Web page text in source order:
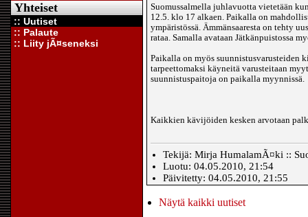
Yhteiset
:: Uutiset
:: Palaute
:: Liity jÃ¤seneksi
Suomussalmella juhlavuotta vietetään
12.5. klo 17 alkaen. Paikalla on
ympäristössä. Ämmänsaaresta on tehty
rataa. Samalla avataan Jätkänpuistossa
Paikalla on myös suunnistusvarusteiden
tarpeettomaksi käyneitä varusteitaan
suunnistuspaitoja on paikalla myynnissä.
Kaikkien kävijöiden kesken arvotaan
Tekijä: Mirja HumalamÃ¤ki ::
Luotu: 04.05.2010, 21:54
Päivitetty: 04.05.2010, 21:55
Näytä kaikki uutiset